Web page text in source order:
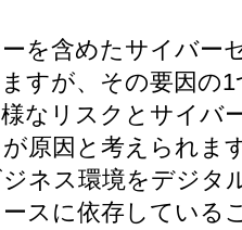
を含めたサイバー
すが、その要因の
なリスクとサイバ
原因と考えられま
ネス環境をデジタ
スに依存している